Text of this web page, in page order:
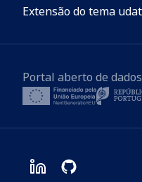
Extensão do tema
Portal aberto de